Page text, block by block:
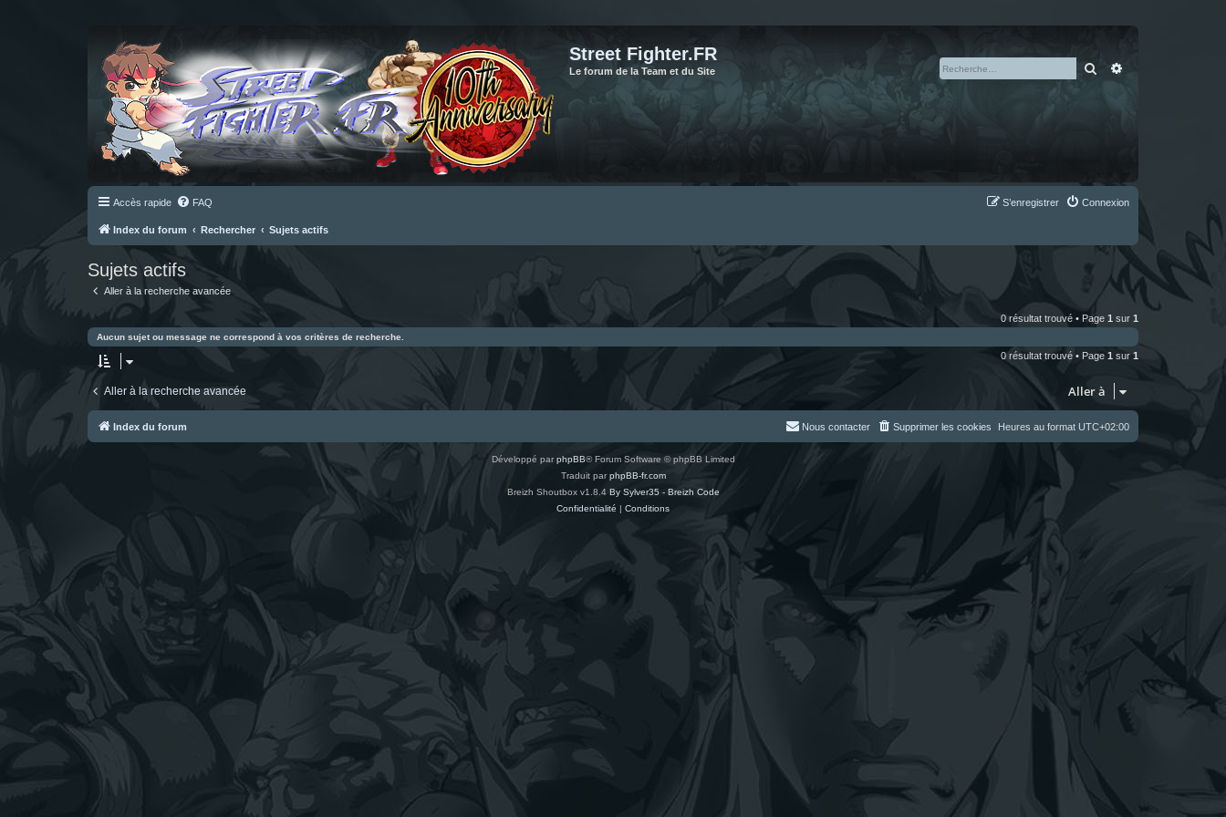
Street Fighter.FR
Le forum de la Team et du Site Rechercher
Accès rapide FAQ Connexion
S’enregistrer
Index du forum Rechercher Sujets actifs
Sujets actifs
Aller à la recherche avancée
0 résultat trouvé • Page 1 sur 1
Aucun sujet ou message ne correspond à vos critères de recherche.
0 résultat trouvé • Page 1 sur 1
Aller à la recherche avancée Aller à
Index du forum Heures au format UTC+02:00
Supprimer les cookies
Nous contacter
Développé parphpBB® Forum Software © phpBB Limited
Traduit parphpBB-fr.com
Breizh Shoutbox v1.8.4 By Sylver35 - Breizh Code
Confidentialité | Conditions